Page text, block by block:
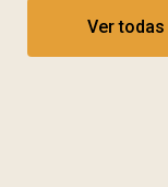
Ver